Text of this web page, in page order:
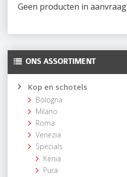
Geen producten in aanvraag
ONS ASSORTIMENT
Kop en schotels
Bologna
Milano
Roma
Venezia
Specials
Kenia
Pura